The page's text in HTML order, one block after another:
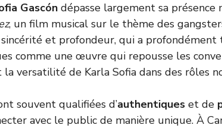
Gascón dépasse largement sa présence
, un film musical sur le thème des
et profondeur, qui a profondément
comme une œuvre qui repousse les
versatilité de Karla Sofia dans des rôles
souvent qualifiées d’authentiques et de
avec le public de manière unique. À